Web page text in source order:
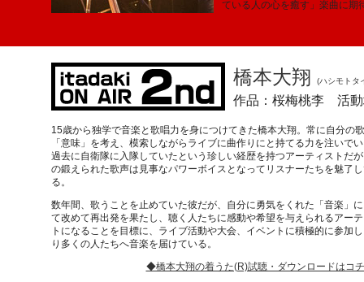
ている人の心を癒す」楽曲に期
橋本大翔 (ハシモトタ
作品：桜梅桃李 活動
15歳から独学で音楽と歌唱力を身につけてきた橋本大翔。常に自分の
「意味」を考え、模索しながらライブに曲作りにと持てる力を注いで
過去に自衛隊に入隊していたという珍しい経歴を持つアーティストだ
の鍛えられた歌声は見事なパワーボイスとなってリスナーたちを魅了
る。
数年間、歌うことを止めていた彼だが、自分に勇気をくれた「音楽」
て改めて再出発を果たし、聴く人たちに感動や希望を与えられるアー
トになることを目標に、ライブ活動や大会、イベントに積極的に参加
り多くの人たちへ音楽を届けている。
◆橋本大翔の着うた(R)試聴・ダウンロードはコ